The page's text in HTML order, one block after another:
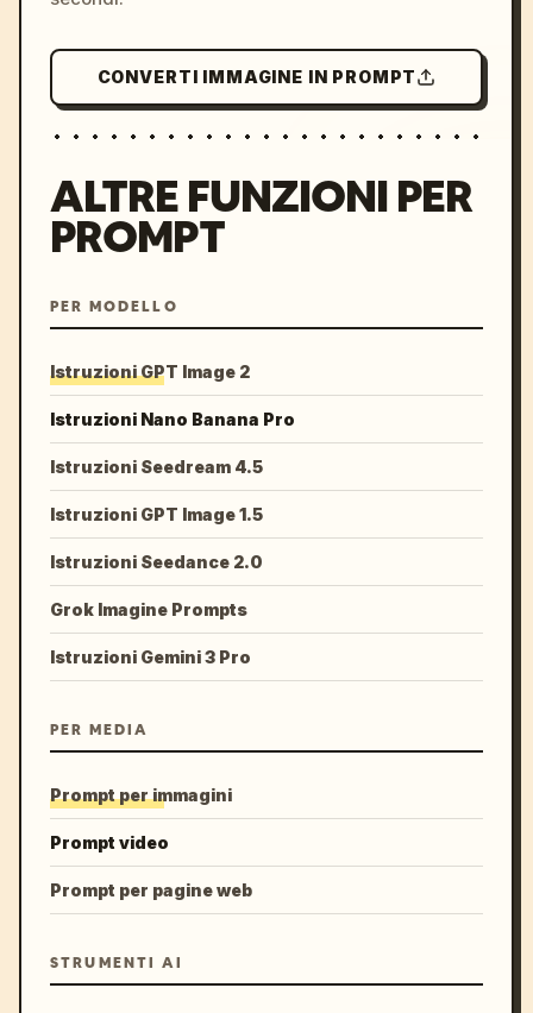
CONVERTI IMMAGINE IN PROMPT
ALTRE FUNZIONI PER
PROMPT
PER MODELLO
Istruzioni GPT Image 2
Istruzioni Nano Banana Pro
Istruzioni Seedream 4.5
Istruzioni GPT Image 1.5
Istruzioni Seedance 2.0
Grok Imagine Prompts
Istruzioni Gemini 3 Pro
PER MEDIA
Prompt per immagini
Prompt video
Prompt per pagine web
STRUMENTI AI